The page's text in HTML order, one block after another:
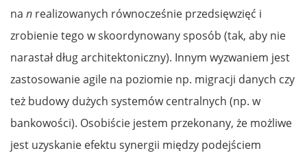
na n realizowanych równocześnie przedsięwzięć i
zrobienie tego w skoordynowany sposób (tak, aby nie
narastał dług architektoniczny). Innym wyzwaniem jest
zastosowanie agile na poziomie np. migracji danych czy
też budowy dużych systemów centralnych (np. w
bankowości). Osobiście jestem przekonany, że możliwe
jest uzyskanie efektu synergii między podejściem